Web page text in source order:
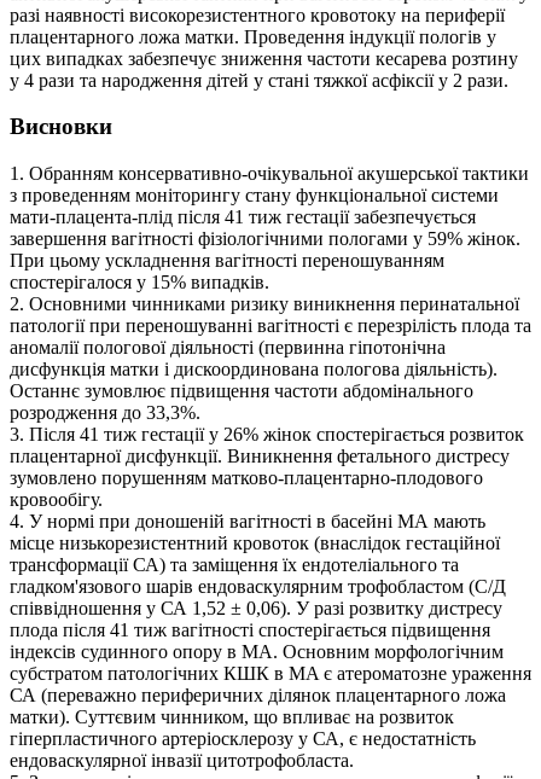
разі наявності високорезистентного кровотоку на периферії
плацентарного ложа матки. Проведення індукції пологів у
цих випадках забезпечує зниження частоти кесарева розтину
у 4 рази та народження дітей у стані тяжкої асфіксії у 2 рази.
Висновки
1. Обранням консервативно-очікувальної акушерської тактики
з проведенням моніторингу стану функціональної системи
мати-плацента-плід після 41 тиж гестації забезпечується
завершення вагітності фізіологічними пологами у 59% жінок.
При цьому ускладнення вагітності переношуванням
спостерігалося у 15% випадків.
2. Основними чинниками ризику виникнення перинатальної
патології при переношуванні вагітності є перезрілість плода та
аномалії пологової діяльності (первинна гіпотонічна
дисфункція матки і дискоординована пологова діяльність).
Останнє зумовлює підвищення частоти абдомінального
розродження до 33,3%.
3. Після 41 тиж гестації у 26% жінок спостерігається розвиток
плацентарної дисфункції. Виникнення фетального дистресу
зумовлено порушенням матково-плацентарно-плодового
кровообігу.
4. У нормі при доношеній вагітності в басейні МА мають
місце низькорезистентний кровоток (внаслідок гестаційної
трансформації СА) та заміщення їх ендотеліального та
гладком'язового шарів ендоваскулярним трофобластом (С/Д
співвідношення у СА 1,52 ± 0,06). У разі розвитку дистресу
плода після 41 тиж вагітності спостерігається підвищення
індексів судинного опору в МА. Основним морфологічним
субстратом патологічних КШК в MA є атероматозне ураження
СА (переважно периферичних ділянок плацентарного ложа
матки). Суттєвим чинником, що впливає на розвиток
гіперпластичного артеріосклерозу у СА, є недостатність
ендоваскулярної інвазії цитотрофобласта.